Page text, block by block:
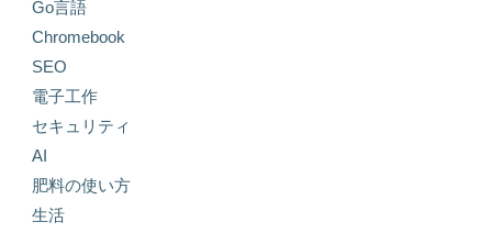
Go言語
Chromebook
SEO
電子工作
セキュリティ
AI
肥料の使い方
生活